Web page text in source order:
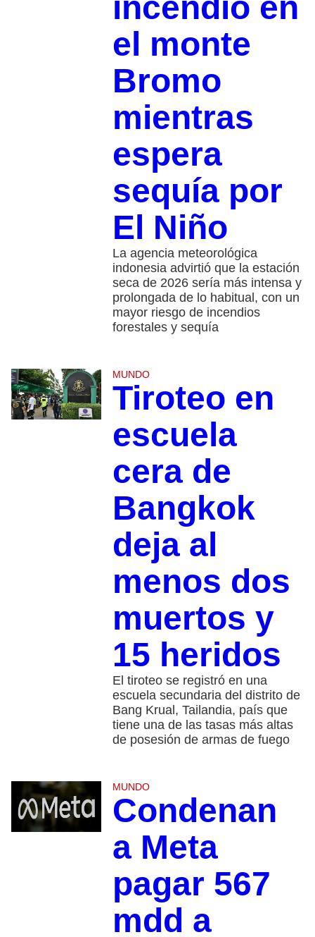
incendio en
el monte
Bromo
mientras
espera
sequía por
El Niño
La agencia meteorológica
indonesia advirtió que la estación
seca de 2026 sería más intensa y
prolongada de lo habitual, con un
mayor riesgo de incendios
forestales y sequía
MUNDO
Tiroteo en
escuela
cera de
Bangkok
deja al
menos dos
muertos y
15 heridos
El tiroteo se registró en una
escuela secundaria del distrito de
Bang Krual, Tailandia, país que
tiene una de las tasas más altas
de posesión de armas de fuego
MUNDO
Condenan
a Meta
pagar 567
mdd a